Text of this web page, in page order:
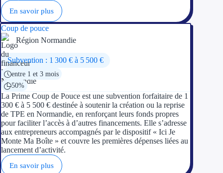
En savoir plus
Coup de pouce
Région Normandie
Subvention : 1 300 € à 5 500 €
entre 1 et 3 mois
50%
La Prime Coup de Pouce est une subvention forfaitaire de 1
300 € à 5 500 € destinée à soutenir la création ou la reprise
de TPE en Normandie, en renforçant leurs fonds propres
pour faciliter l’accès à d’autres financements. Elle s’adresse
aux entrepreneurs accompagnés par le dispositif « Ici Je
Monte Ma Boîte » et couvre les premières dépenses liées au
lancement d’activité.
En savoir plus